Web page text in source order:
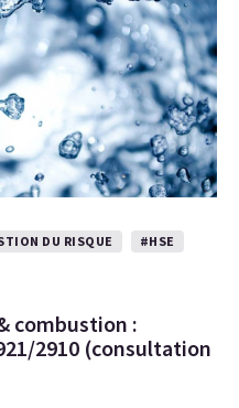
DU RISQUE #HSE
combustion :
2910 (consultation